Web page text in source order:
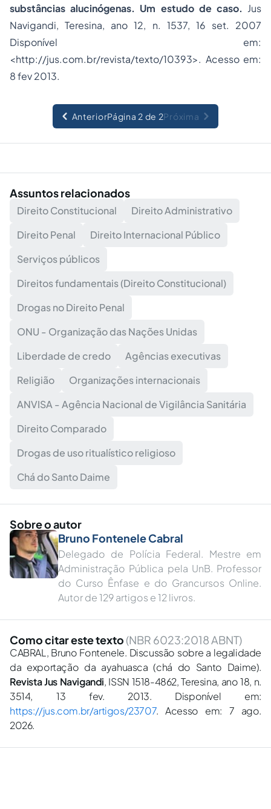
substâncias alucinógenas. Um estudo de caso. Jus
Navigandi, Teresina, ano 12, n. 1537, 16 set. 2007
Disponível em:
<http://jus.com.br/revista/texto/10393>. Acesso em:
8 fev 2013.
AnteriorPágina 2 de 2Próxima
Assuntos relacionados
Direito Constitucional
Direito Administrativo
Direito Penal
Direito Internacional Público
Serviços públicos
Direitos fundamentais (Direito Constitucional)
Drogas no Direito Penal
ONU - Organização das Nações Unidas
Liberdade de credo
Agências executivas
Religião
Organizações internacionais
ANVISA - Agência Nacional de Vigilância Sanitária
Direito Comparado
Drogas de uso ritualístico religioso
Chá do Santo Daime
Sobre o autor
Bruno Fontenele Cabral
Delegado de Polícia Federal. Mestre em
Administração Pública pela UnB. Professor
do Curso Ênfase e do Grancursos Online.
Autor de 129 artigos e 12 livros.
Como citar este texto (NBR 6023:2018 ABNT)
CABRAL, Bruno Fontenele. Discussão sobre a legalidade
da exportação da ayahuasca (chá do Santo Daime).
Revista Jus Navigandi, ISSN 1518-4862, Teresina, ano 18, n.
3514, 13 fev. 2013. Disponível em:
https://jus.com.br/artigos/23707. Acesso em: 7 ago.
2026.